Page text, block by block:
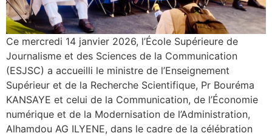
Ce mercredi 14 janvier 2026, l’École Supérieure de
Journalisme et des Sciences de la Communication
(ESJSC) a accueilli le ministre de l’Enseignement
Supérieur et de la Recherche Scientifique, Pr Bouréma
KANSAYE et celui de la Communication, de l’Économie
numérique et de la Modernisation de l’Administration,
Alhamdou AG ILYENE, dans le cadre de la célébration